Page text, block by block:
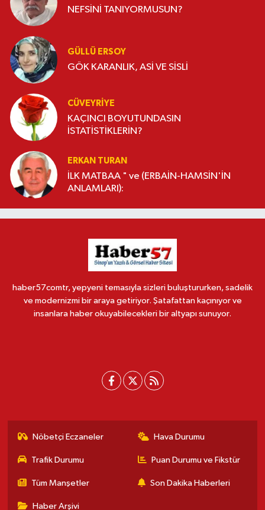
NEFSİNİ TANIYORMUSUN?
GÜLLÜ ERSOY
GÖK KARANLIK, ASİ VE SİSLİ
CÜVEYRIYE
KAÇINCI BOYUTUNDASIN
İSTATİSTİKLERİN?
ERKAN TURAN
İLK MATBAA " ve (ERBAİN-HAMSİN'İN
ANLAMLARI):
haber57comtr, yepyeni temasıyla sizleri buluştururken, sadelik
ve modernizmi bir araya getiriyor. Şatafattan kaçınıyor ve
insanlara haber okuyabilecekleri bir altyapı sunuyor.
Nöbetçi Eczaneler Hava Durumu
Trafik Durumu Puan Durumu ve Fikstür
Tüm Manşetler Son Dakika Haberleri
Haber Arşivi